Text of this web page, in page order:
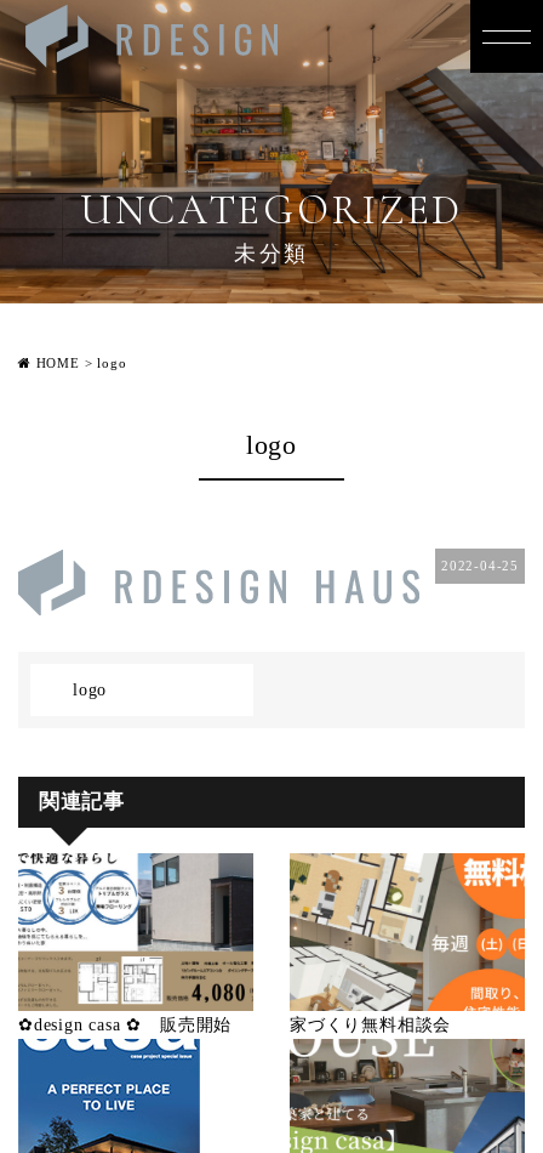
UNCATEGORIZED
未分類
HOME >logo
logo
2022-04-25
logo
関連記事
✿design casa ✿ 販売開始 家づくり無料相談会